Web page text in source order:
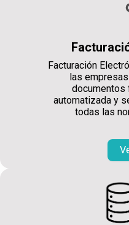
Facturación
las
documentos
automatizada y
todas las